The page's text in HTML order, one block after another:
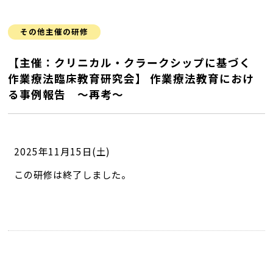
その他主催の研修
【主催：クリニカル・クラークシップに基づく
作業療法臨床教育研究会】 作業療法教育におけ
る事例報告 ～再考～
2025年11月15日(土)
この研修は終了しました。